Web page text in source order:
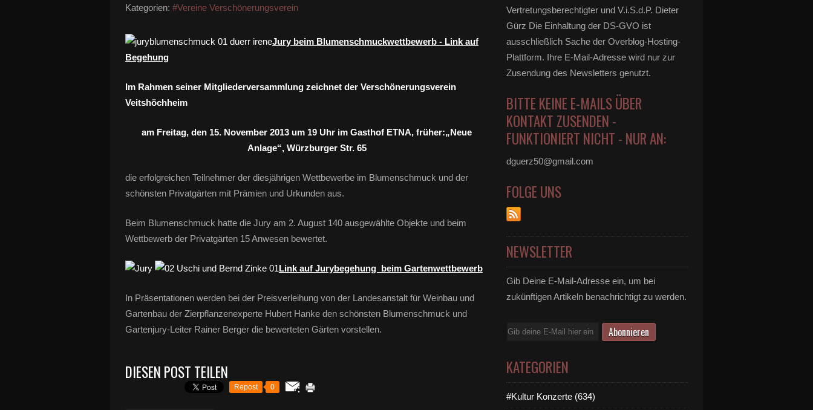
Kategorien: #Vereine Verschönerungsverein
Jury beim Blumenschmuckwettbewerb - Link auf
Begehung
Im Rahmen seiner Mitgliederversammlung zeichnet der Verschönerungsverein
Veitshöchheim
am Freitag, den 15. November 2013 um 19 Uhr im Gasthof ETNA, früher:„Neue
Anlage“, Würzburger Str. 65
die erfolgreichen Teilnehmer der diesjährigen Wettbewerbe im Blumenschmuck und der
schönsten Privatgärten mit Prämien und Urkunden aus.
Beim Blumenschmuck hatte die Jury am 2. August 140 ausgewählte Objekte und beim
Wettbewerb der Privatgärten 15 Anwesen bewertet.
Link auf Jurybegehung beim Gartenwettbewerb
In Präsentationen werden bei der Preisverleihung von der Landesanstalt für Weinbau und
Gartenbau der Zierpflanzenexperte Hubert Hanke den schönsten Blumenschmuck und
Gartenjury-Leiter Rainer Berger die bewerteten Gärten vorstellen.
DIESEN POST TEILEN
Repost 0
Vertretungsberechtigter und V.i.S.d.P. Dieter
Gürz Die Einhaltung der DS-GVO ist
ausschließlich Sache der Overblog-Hosting-
Plattform. Ihre E-Mail-Adresse wird nur zur
Zusendung des Newsletters genutzt.
BITTE KEINE E-MAILS ÜBER
KONTAKT ZUSENDEN -
FUNKTIONIERT NICHT - NUR AN:
dguerz50@gmail.com
FOLGE UNS
NEWSLETTER
Gib Deine E-Mail-Adresse ein, um bei
zukünftigen Artikeln benachrichtigt zu werden.
E-
KATEGORIEN
#Kultur Konzerte (634)